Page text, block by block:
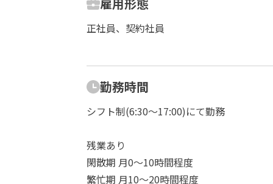
正社員、契約社員
勤務時間
シフト制(6:30～17:00)にて勤務
残業あり
閑散期 月0～10時間程度
繁忙期 月10～20時間程度